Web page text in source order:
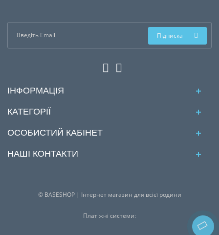
Підписка
ІНФОРМАЦІЯ
КАТЕГОРІЇ
ОСОБИСТИЙ КАБІНЕТ
НАШІ КОНТАКТИ
© BASESHOP | Інтернет магазин для всієї родини
Платіжні системи: